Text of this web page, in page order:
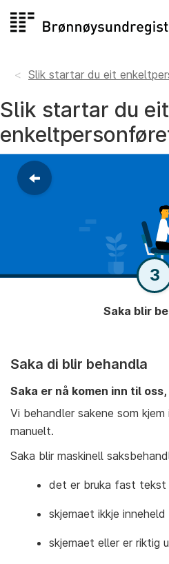
til
Slik startar du eit
Slik startar du eit
Gå
3
Saka blir
Saka di blir behandla
Saka er nå komen inn til
Vi behandler sakene som
manuelt.
Saka blir maskinell
det er bruka fast
skjemaet ikkje
skjemaet eller er riktig